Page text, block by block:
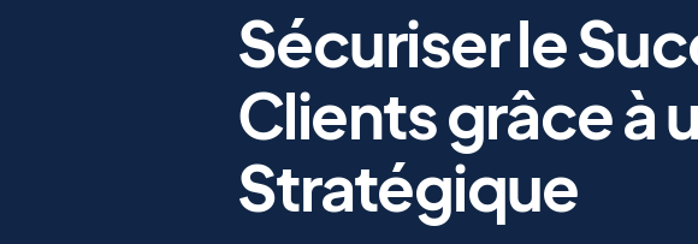
Sécuriser le
Clients grâce à
Stratégique